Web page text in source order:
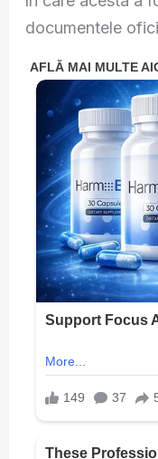
documentele